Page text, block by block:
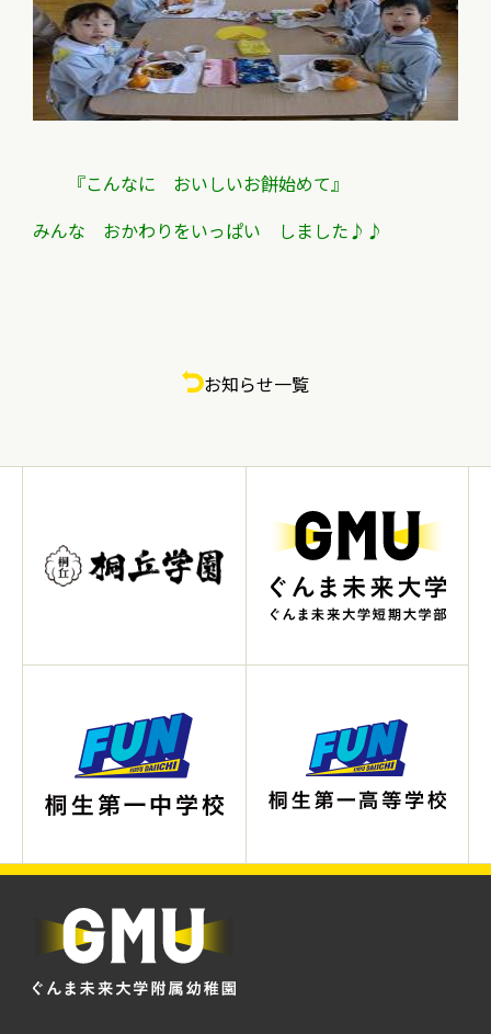
『こんなに おいしいお餅始めて』
みんな おかわりをいっぱい しました♪♪
お知らせ一覧